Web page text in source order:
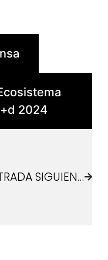
2024
ENTRADA SIGUIENTE